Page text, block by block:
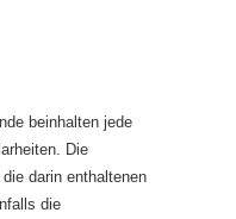
beinhalten jede
Die
darin enthaltenen
die